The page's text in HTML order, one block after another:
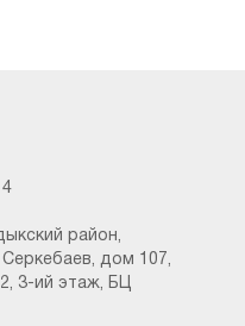
район,
Серкебаев, дом 107,
3-ий этаж, БЦ